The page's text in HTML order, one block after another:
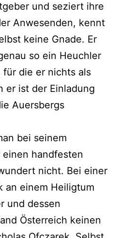
und seziert ihre
Anwesenden, kennt
keine Gnade. Er
so ein Heuchler
die er nichts als
er ist der Einladung
Auersbergs
bei seinem
einen handfesten
nicht. Bei einer
an einem Heiligtum
und dessen
Österreich keinen